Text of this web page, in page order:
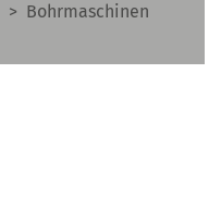
Bohrmaschinen